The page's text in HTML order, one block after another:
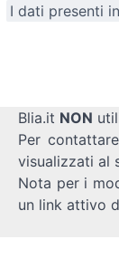
I dati presenti
Blia.it NON
Per
visualizzati al
Nota per i
un link attivo